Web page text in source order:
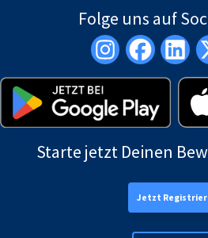
Folge uns auf
Starte jetzt Deinen
Jetzt